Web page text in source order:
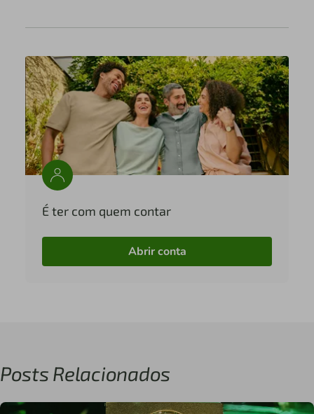
É ter com quem contar
Abrir conta
Posts Relacionados